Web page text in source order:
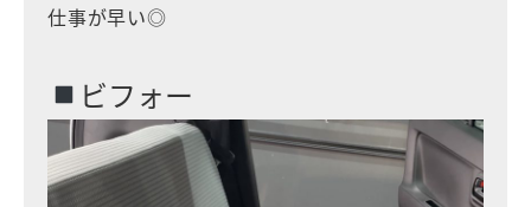
仕事が早い◎
ビフォー